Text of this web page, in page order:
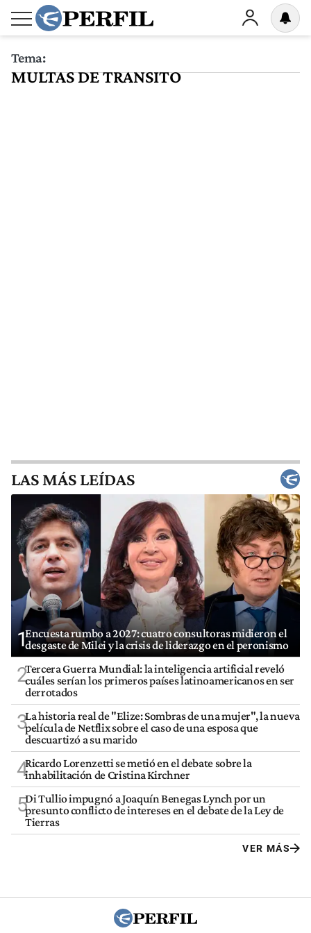
Tema:
MULTAS DE TRANSITO
LAS MÁS LEÍDAS
1Encuesta rumbo a 2027: cuatro consultoras midieron el
desgaste de Milei y la crisis de liderazgo en el peronismo
2Tercera Guerra Mundial: la inteligencia artificial reveló
cuáles serían los primeros países latinoamericanos en ser
derrotados
3La historia real de "Elize: Sombras de una mujer", la nueva
película de Netflix sobre el caso de una esposa que
descuartizó a su marido
4Ricardo Lorenzetti se metió en el debate sobre la
inhabilitación de Cristina Kirchner
5Di Tullio impugnó a Joaquín Benegas Lynch por un
presunto conflicto de intereses en el debate de la Ley de
Tierras
VER MÁS